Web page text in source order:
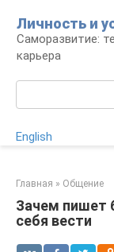
контенту
Личность и
Саморазвитие:
карьера
English
Главная » Общение
Зачем пишет
себя вести